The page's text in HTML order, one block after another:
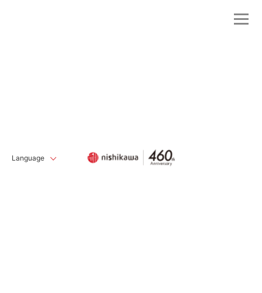
Language